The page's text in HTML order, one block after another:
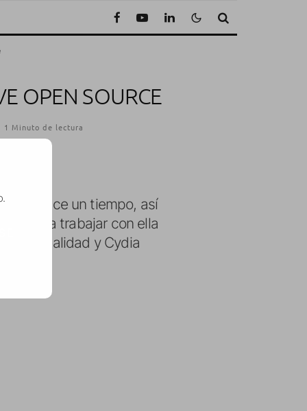
OPEN SOURCE
1 Minuto de lectura
hace un tiempo, así
pueda trabajar con ella
una realidad y Cydia